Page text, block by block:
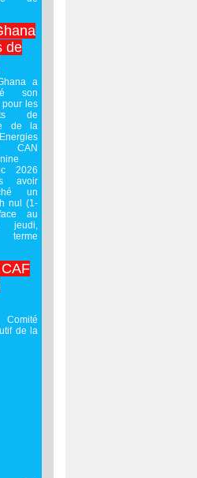
de
a
son
pour les
de
de la
CAN
2026
avoir
un
nul (1-
au
jeudi,
de la